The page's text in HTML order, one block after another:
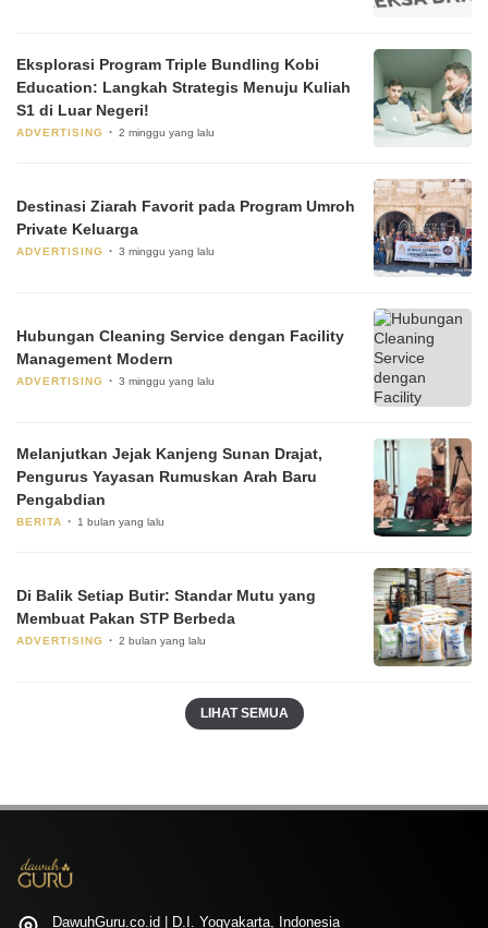
Eksplorasi Program Triple Bundling Kobi
Education: Langkah Strategis Menuju Kuliah
S1 di Luar Negeri!
ADVERTISING 2 minggu yang lalu
Destinasi Ziarah Favorit pada Program Umroh
Private Keluarga
ADVERTISING 3 minggu yang lalu
Hubungan Cleaning Service dengan Facility
Management Modern
ADVERTISING 3 minggu yang lalu
Melanjutkan Jejak Kanjeng Sunan Drajat,
Pengurus Yayasan Rumuskan Arah Baru
Pengabdian
BERITA 1 bulan yang lalu
Di Balik Setiap Butir: Standar Mutu yang
Membuat Pakan STP Berbeda
ADVERTISING 2 bulan yang lalu
LIHAT SEMUA
DawuhGuru.co.id | D.I. Yogyakarta, Indonesia